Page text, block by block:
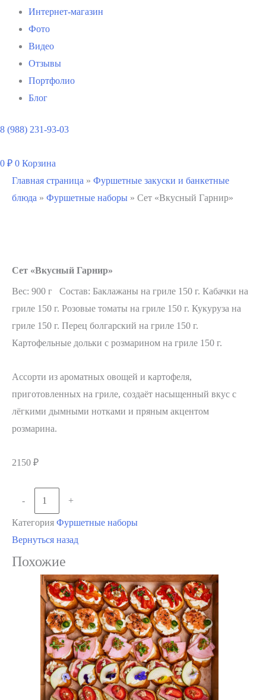
Интернет-магазин
Фото
Видео
Отзывы
Портфолио
Блог
8 (988) 231-93-03
0 ₽ 0 Корзина
Главная страница » Фуршетные закуски и банкетные
блюда » Фуршетные наборы » Сет «Вкусный Гарнир»
Сет «Вкусный Гарнир»
Вес: 900 г Состав: Баклажаны на гриле 150 г. Кабачки на
гриле 150 г. Розовые томаты на гриле 150 г. Кукуруза на
гриле 150 г. Перец болгарский на гриле 150 г.
Картофельные дольки с розмарином на гриле 150 г.
Ассорти из ароматных овощей и картофеля,
приготовленных на гриле, создаёт насыщенный вкус с
лёгкими дымными нотками и пряным акцентом
розмарина.
2150 ₽
-
Количество
товара
«Вкусный
Гарнир»
+
Категория Фуршетные наборы
Вернуться назад
Похожие